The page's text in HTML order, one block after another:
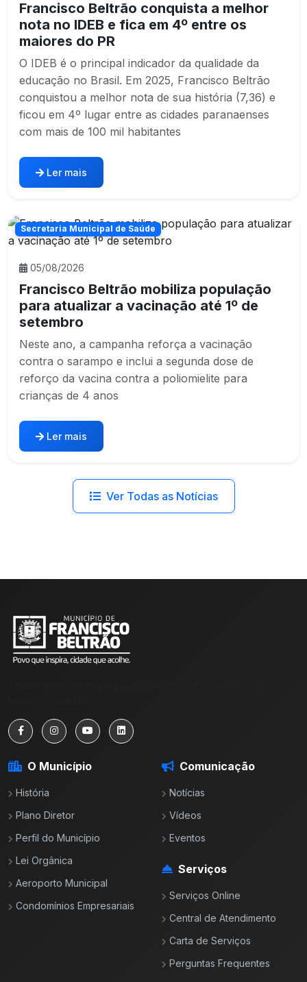
Francisco Beltrão conquista a melhor
nota no IDEB e fica em 4º entre os
maiores do PR
O IDEB é o principal indicador da qualidade da
educação no Brasil. Em 2025, Francisco Beltrão
conquistou a melhor nota de sua história (7,36) e
ficou em 4º lugar entre as cidades paranaenses
com mais de 100 mil habitantes
Ler mais
Secretaria Municipal de Saúde
05/08/2026
Francisco Beltrão mobiliza população
para atualizar a vacinação até 1º de
setembro
Neste ano, a campanha reforça a vacinação
contra o sarampo e inclui a segunda dose de
reforço da vacina contra a poliomielite para
crianças de 4 anos
Ler mais
Ver Todas as Notícias
O Município
História
Plano Diretor
Perfil do Município
Lei Orgânica
Aeroporto Municipal
Condomínios Empresariais
Comunicação
Notícias
Vídeos
Eventos
Serviços
Serviços Online
Central de Atendimento
Carta de Serviços
Perguntas Frequentes